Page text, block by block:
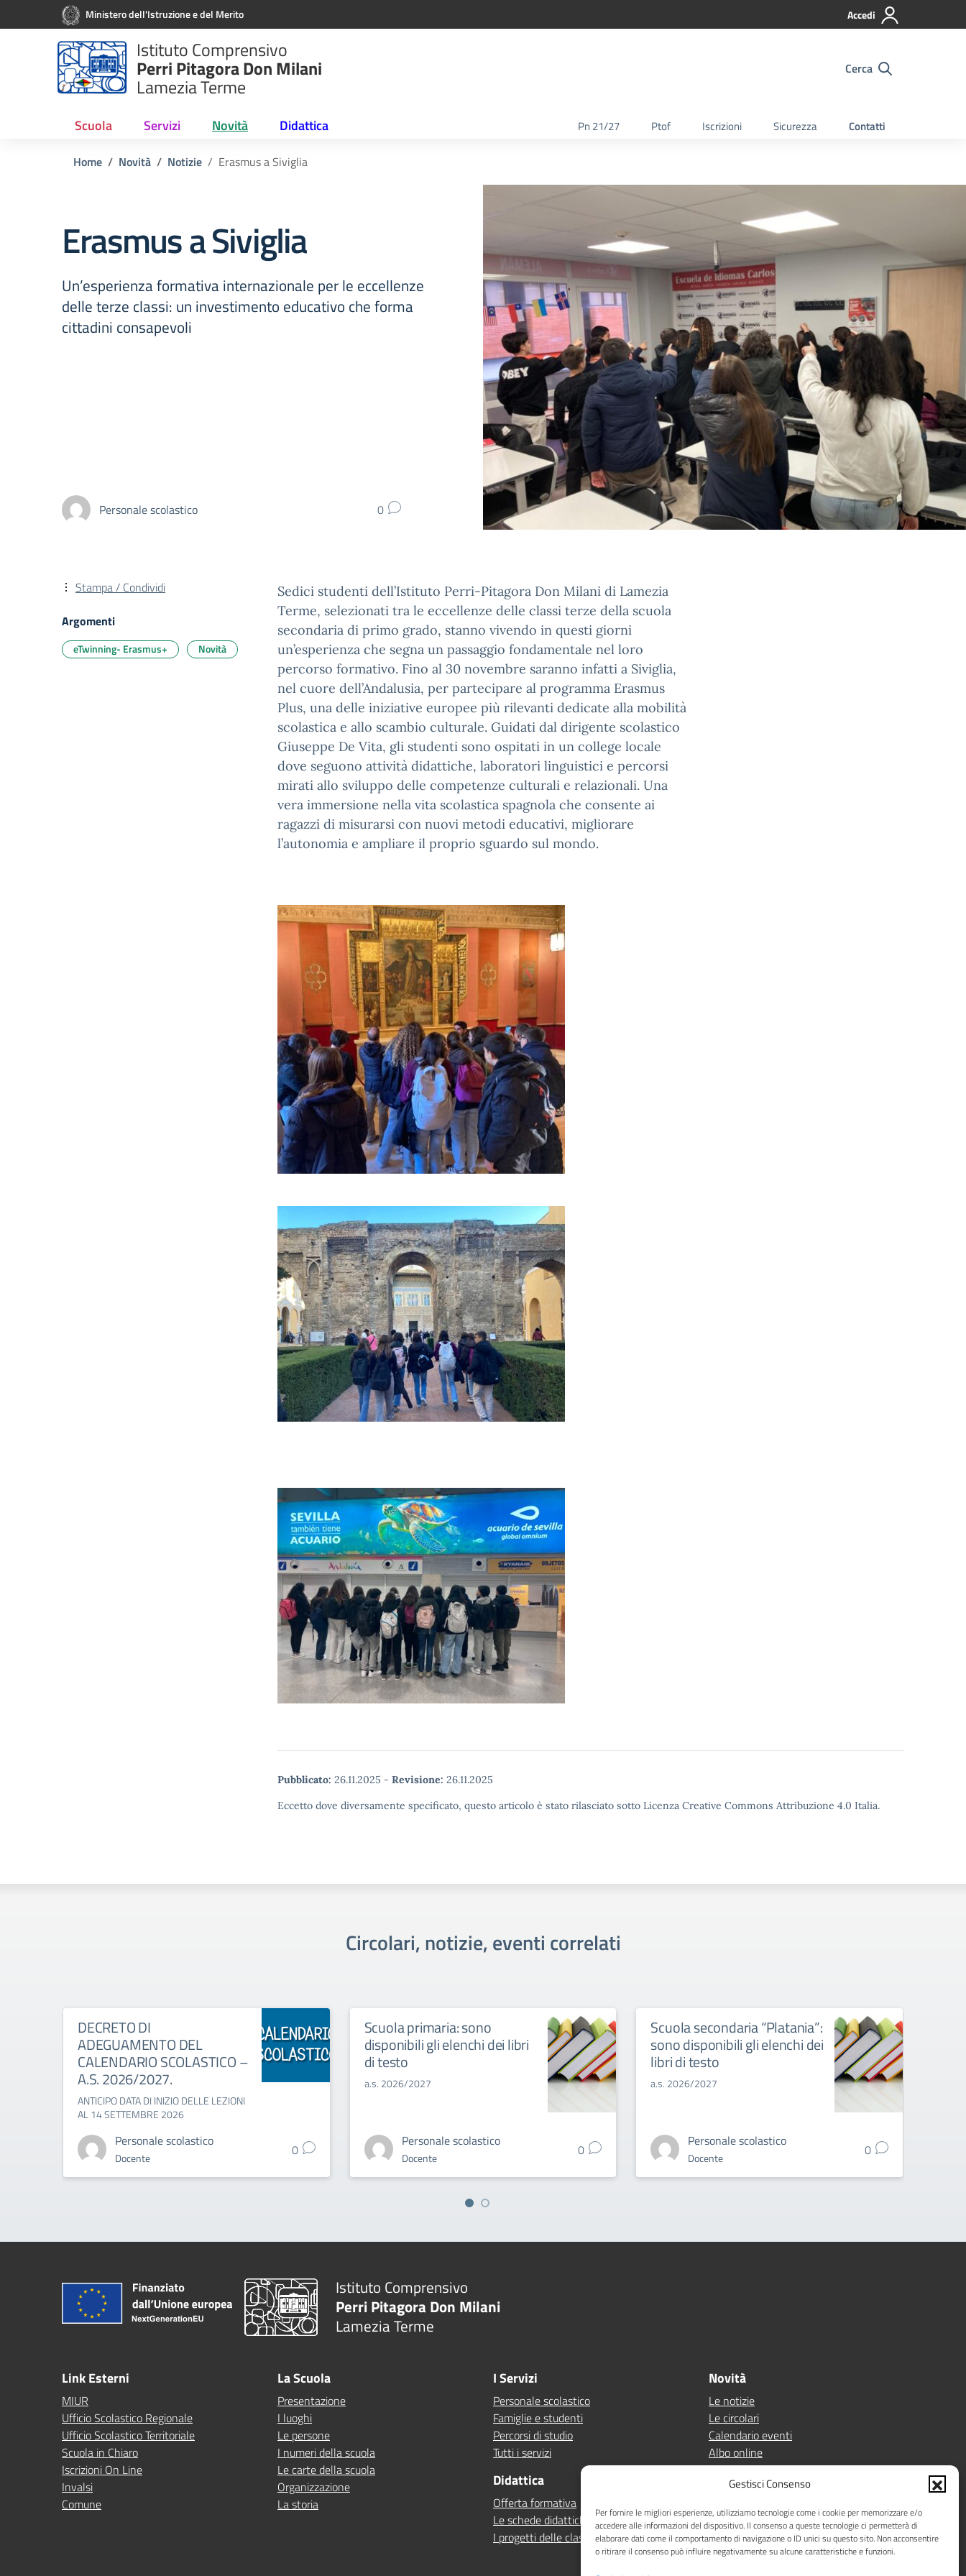
Gestisci Consenso
Per fornire le migliori esperienze, utilizziamo tecnologie come i cookie per memorizzare e/o
accedere alle informazioni del dispositivo. Il consenso a queste tecnologie ci permetterà di
elaborare dati come il comportamento di navigazione o ID unici su questo sito. Non acconsentire
o ritirare il consenso può influire negativamente su alcune caratteristiche e funzioni.
Vai ai contenuti
Vai al menu di navigazioneMinistero dell'Istruzione e del Merito Accedi
Istituto Comprensivo
Perri Pitagora Don Milani
Lamezia Terme
Cerca
Scuola Servizi Novità Didattica Pn 21/27 Ptof Iscrizioni Sicurezza Contatti
Home Novità Notizie Erasmus a Siviglia
Erasmus a Siviglia
Un’esperienza formativa internazionale per le eccellenze
delle terze classi: un investimento educativo che forma
cittadini consapevoli
Personale scolastico 0
Sedici studenti dell’Istituto Perri-Pitagora Don Milani di Lamezia
Terme, selezionati tra le eccellenze delle classi terze della scuola
secondaria di primo grado, stanno vivendo in questi giorni
un’esperienza che segna un passaggio fondamentale nel loro
percorso formativo. Fino al 30 novembre saranno infatti a Siviglia,
nel cuore dell’Andalusia, per partecipare al programma Erasmus
Plus, una delle iniziative europee più rilevanti dedicate alla mobilità
scolastica e allo scambio culturale. Guidati dal dirigente scolastico
Giuseppe De Vita, gli studenti sono ospitati in un college locale
dove seguono attività didattiche, laboratori linguistici e percorsi
mirati allo sviluppo delle competenze culturali e relazionali. Una
vera immersione nella vita scolastica spagnola che consente ai
ragazzi di misurarsi con nuovi metodi educativi, migliorare
l’autonomia e ampliare il proprio sguardo sul mondo.
Pubblicato: 26.11.2025 - Revisione: 26.11.2025
Eccetto dove diversamente specificato, questo articolo è stato rilasciato sotto Licenza Creative Commons Attribuzione 4.0 Italia.
Stampa / Condividi
Argomenti
eTwinning- Erasmus+ Novità
Circolari, notizie, eventi correlati
DECRETO DI
ADEGUAMENTO DEL
CALENDARIO SCOLASTICO –
A.S. 2026/2027.
ANTICIPO DATA DI INIZIO DELLE LEZIONI
AL 14 SETTEMBRE 2026
Personale scolastico
Docente 0
Scuola primaria: sono
disponibili gli elenchi dei libri
di testo
a.s. 2026/2027
Personale scolastico
Docente 0
Scuola secondaria “Platania”:
sono disponibili gli elenchi dei
libri di testo
a.s. 2026/2027
Personale scolastico
Docente 0
Istituto Comprensivo
Perri Pitagora Don Milani
Lamezia Terme
Link Esterni
MIUR
Ufficio Scolastico Regionale
Ufficio Scolastico Territoriale
Scuola in Chiaro
Iscrizioni On Line
Invalsi
Comune
La Scuola
Presentazione
I luoghi
Le persone
I numeri della scuola
Le carte della scuola
Organizzazione
La storia
I Servizi
Personale scolastico
Famiglie e studenti
Percorsi di studio
Tutti i servizi
Didattica
Offerta formativa
Le schede didattiche
I progetti delle classi
Novità
Le notizie
Le circolari
Calendario eventi
Albo online
Pn 21/27
Iscrizioni
Sicurezza
Contatti